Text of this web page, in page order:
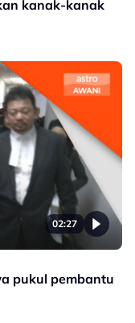
kanak-kanak
02:27
pukul pembantu